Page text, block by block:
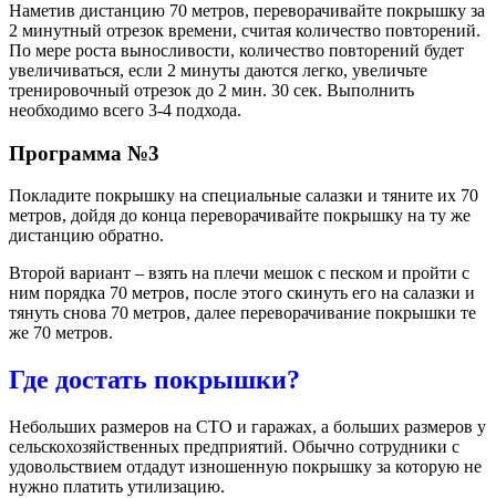
Наметив дистанцию 70 метров, переворачивайте покрышку за
2 минутный отрезок времени, считая количество повторений.
По мере роста выносливости, количество повторений будет
увеличиваться, если 2 минуты даются легко, увеличьте
тренировочный отрезок до 2 мин. 30 сек. Выполнить
необходимо всего 3-4 подхода.
Программа №3
Покладите покрышку на специальные салазки и тяните их 70
метров, дойдя до конца переворачивайте покрышку на ту же
дистанцию обратно.
Второй вариант – взять на плечи мешок с песком и пройти с
ним порядка 70 метров, после этого скинуть его на салазки и
тянуть снова 70 метров, далее переворачивание покрышки те
же 70 метров.
Где достать покрышки?
Небольших размеров на СТО и гаражах, а больших размеров у
сельскохозяйственных предприятий. Обычно сотрудники с
удовольствием отдадут изношенную покрышку за которую не
нужно платить утилизацию.